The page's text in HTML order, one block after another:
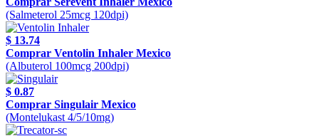
(Salmeterol 25mcg 120dpi)
$ 13.74
Comprar Ventolin Inhaler Mexico
(Albuterol 100mcg 200dpi)
$ 0.87
Comprar Singulair Mexico
(Montelukast 4/5/10mg)